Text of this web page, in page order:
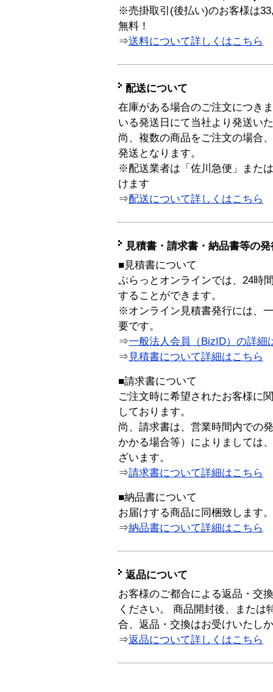
※売掛取引(後払い)のお客様は
無料！
⇒送料について詳しくはこちら
配送について
在庫がある場合のご注文につき
いる発送日にて当社より発送い
尚、複数の商品をご注文の場合
発送となります。
※配送業者は「佐川急便」また
けます
⇒配送について詳しくはこちら
見積書・請求書・納品書等の
■見積書について
ぷらっとオンラインでは、24時
することができます。
※オンライン見積書発行には、
要です。
⇒一般法人会員（BizID）の詳細
⇒ 見積書について詳細はこちら
■請求書について
ご注文時に希望されたお客様に
しております。
尚、請求書は、営業時間内での
かかる場合等）によりましては
ざいます。
⇒請求書について詳細はこちら
■納品書について
お届けする商品に同梱致します。
⇒納品書について詳細はこちら
返品について
お客様のご都合による返品・交
ください。 商品開封後、または
合、返品・交換はお受けいたし
⇒返品について詳しくはこちら